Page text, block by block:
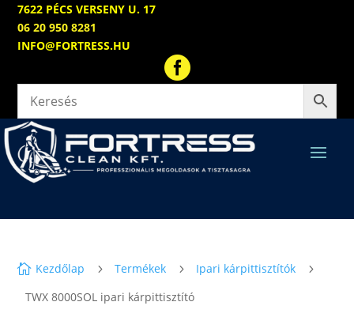
7622 PÉCS VERSENY U. 17
06 20 950 8281
INFO@FORTRESS.HU

 Kezdőlap 5 Termékek 5 Ipari kárpittisztítók 5
TWX 8000SOL ipari kárpittisztító